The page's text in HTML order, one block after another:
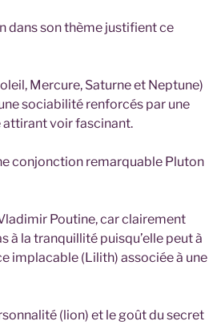
dans son thème justifient ce
Mercure, Saturne et Neptune)
sociabilité renforcés par une
attirant voir fascinant.
conjonction remarquable Pluton
Poutine, car clairement
à la tranquillité puisqu’elle peut à
implacable (Lilith) associée à une
(lion) et le goût du secret